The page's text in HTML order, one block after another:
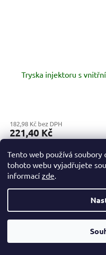
Tento web používá soubory
tohoto webu vyjadřujete
informací zde.
Vážení zákazníci, v případě, že
nemáme v našem e-shopu,
Tryska injektoru s
182,98 Kč bez DPH
221,40 Kč
Popis výrobku Albuz - tryska s
Symbol výrobce TVI Velikost